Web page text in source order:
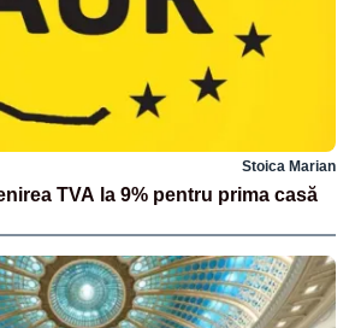
Stoica Marian
TVA la 9% pentru prima casă